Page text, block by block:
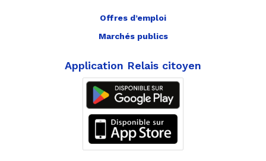
Offres d’emploi
Marchés publics
Application Relais citoyen